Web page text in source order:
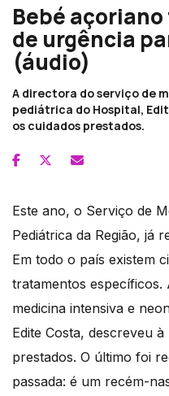
Bebé
de urgência
(áudio)
A directora do serviço de
pediátrica do Hospital,
os cuidados prestados.
Este ano, o Serviço de
Pediátrica da Região, já
Em todo o país existem
tratamentos
medicina intensiva e
Edite Costa, descreveu
prestados. O último foi
passada: é um recém-